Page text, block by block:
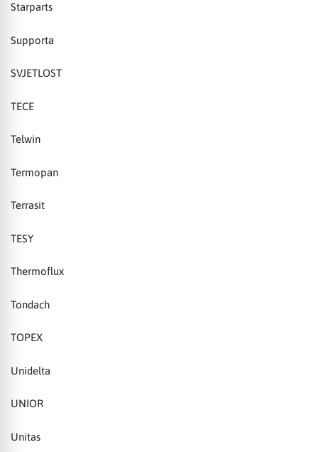
Starparts
Supporta
SVJETLOST
TECE
Telwin
Termopan
Terrasit
TESY
Thermoflux
Tondach
TOPEX
Unidelta
UNIOR
Unitas